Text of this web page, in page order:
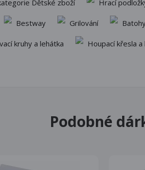
Dětské zboží Hrací
Bestway Grilování
kruhy a lehátka Houpací křesla a
Podobné